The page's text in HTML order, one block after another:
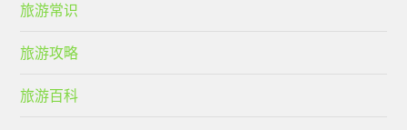
旅游常识
旅游攻略
旅游百科